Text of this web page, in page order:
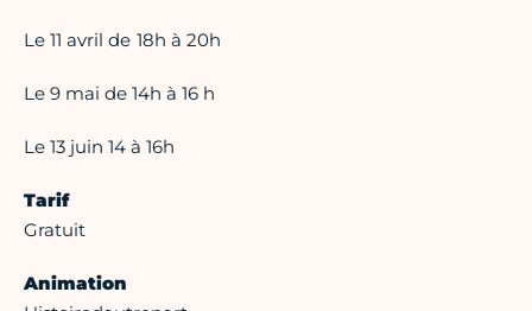
Le 11 avril de 18h à 20h
Le 9 mai de 14h à 16 h
Le 13 juin 14 à 16h
Tarif
Gratuit
Animation